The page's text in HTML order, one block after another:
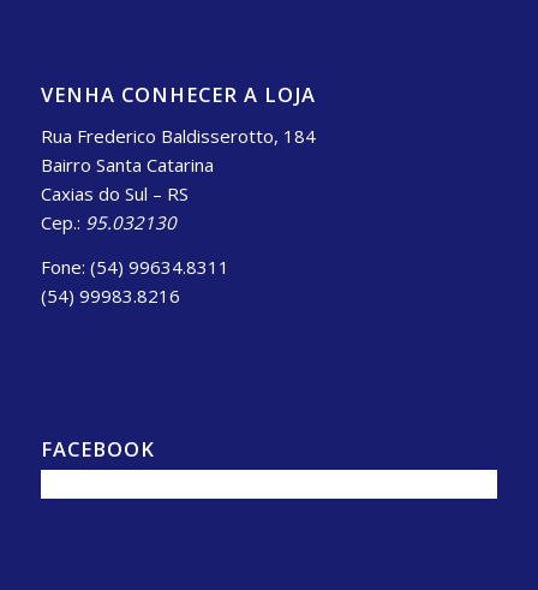
VENHA CONHECER A LOJA
Rua Frederico Baldisserotto, 184
Bairro Santa Catarina
Caxias do Sul – RS
Cep.: 95.032130
Fone: (54) 99634.8311
(54) 99983.8216
FACEBOOK